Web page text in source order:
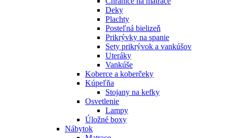
Deky
Plachty
Posteľná bielizeň
Prikrývky na spanie
Sety prikrývok a vankúšov
Uteráky
Vankúše
Koberce a koberčeky
Kúpeľňa
Stojany na kefky
Osvetlenie
Lampy
Úložné boxy
Nábytok